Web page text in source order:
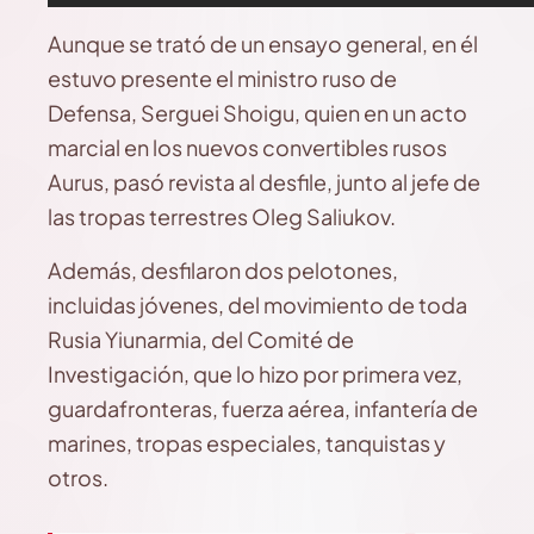
Aunque se trató de un ensayo general, en él
estuvo presente el ministro ruso de
Defensa, Serguei Shoigu, quien en un acto
marcial en los nuevos convertibles rusos
Aurus, pasó revista al desfile, junto al jefe de
las tropas terrestres Oleg Saliukov.
Además, desfilaron dos pelotones,
incluidas jóvenes, del movimiento de toda
Rusia Yiunarmia, del Comité de
Investigación, que lo hizo por primera vez,
guardafronteras, fuerza aérea, infantería de
marines, tropas especiales, tanquistas y
otros.